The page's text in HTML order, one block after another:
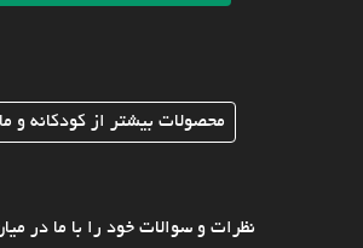
محصولات بیشتر از کودکانه و
نظرات و سوالات خود را با ما در